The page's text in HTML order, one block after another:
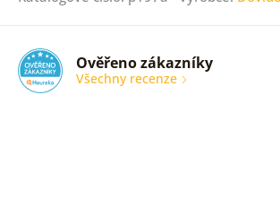
Ověřeno zákazníky
Všechny recenze